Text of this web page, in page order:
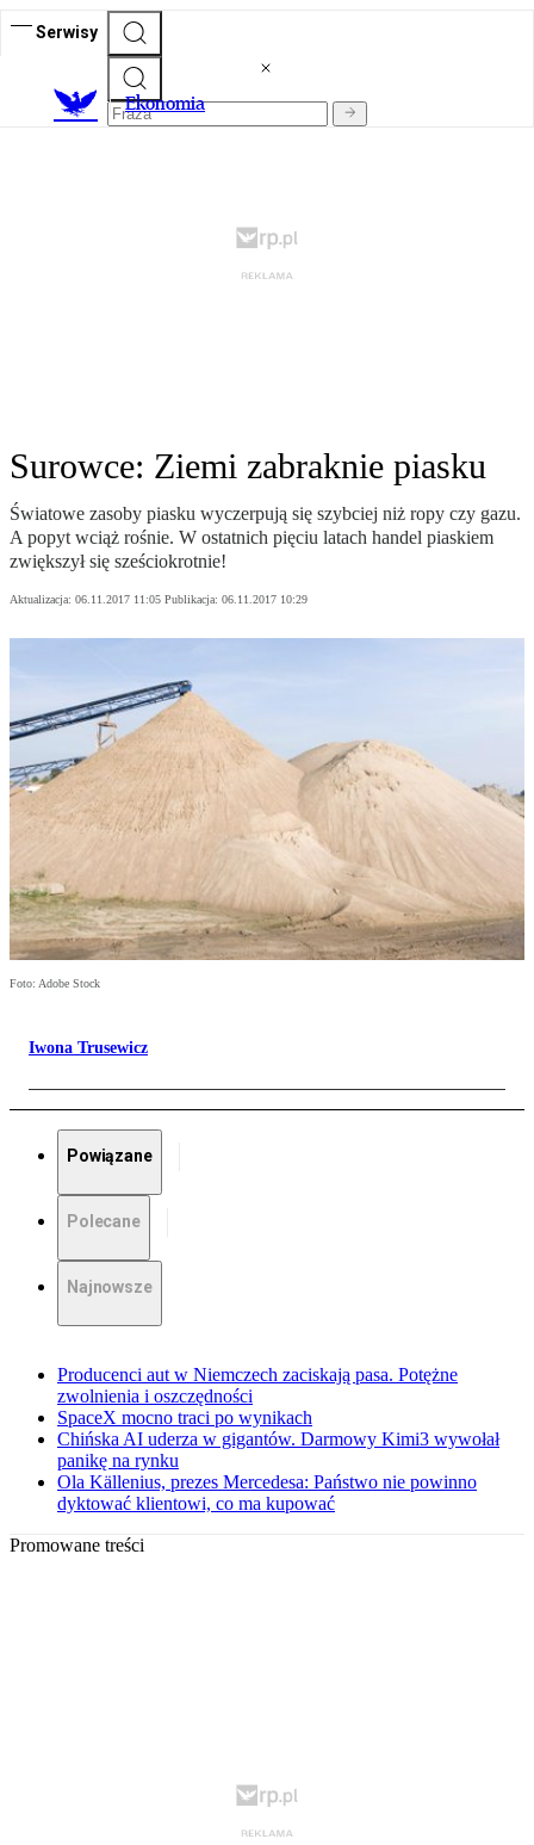
Serwisy
Ekonomia
Surowce: Ziemi zabraknie piasku
Światowe zasoby piasku wyczerpują się szybciej niż ropy czy gazu.
A popyt wciąż rośnie. W ostatnich pięciu latach handel piaskiem
zwiększył się sześciokrotnie!
Aktualizacja: 06.11.2017 11:05 Publikacja: 06.11.2017 10:29
Foto: Adobe Stock
Iwona Trusewicz
Powiązane
Polecane
Najnowsze
Producenci aut w Niemczech zaciskają pasa. Potężne
zwolnienia i oszczędności
SpaceX mocno traci po wynikach
Chińska AI uderza w gigantów. Darmowy Kimi3 wywołał
panikę na rynku
Ola Källenius, prezes Mercedesa: Państwo nie powinno
dyktować klientowi, co ma kupować
Promowane treści